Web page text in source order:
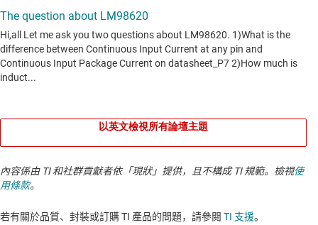
以英文檢視所有論壇主題
內容係由 TI 和社群貢獻者依「現狀」提供，且不構成 TI 規範。檢視使
用條款。
若有關於品質、封裝或訂購 TI 產品的問題，請參閱 TI 支援。​​​​​​​​​​​​​​